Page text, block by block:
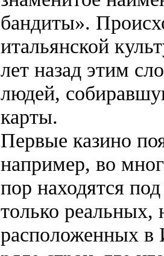
бандиты».
итальянской
лет назад этим
людей,
карты.
Первые казино
например, во
пор находятся
только реальных,
расположенных в